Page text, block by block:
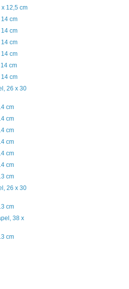
12,5 cm
cm
cm
cm
cm
cm
cm
26 x 30
cm
cm
cm
cm
cm
cm
cm
26 x 30
cm
38 x
cm